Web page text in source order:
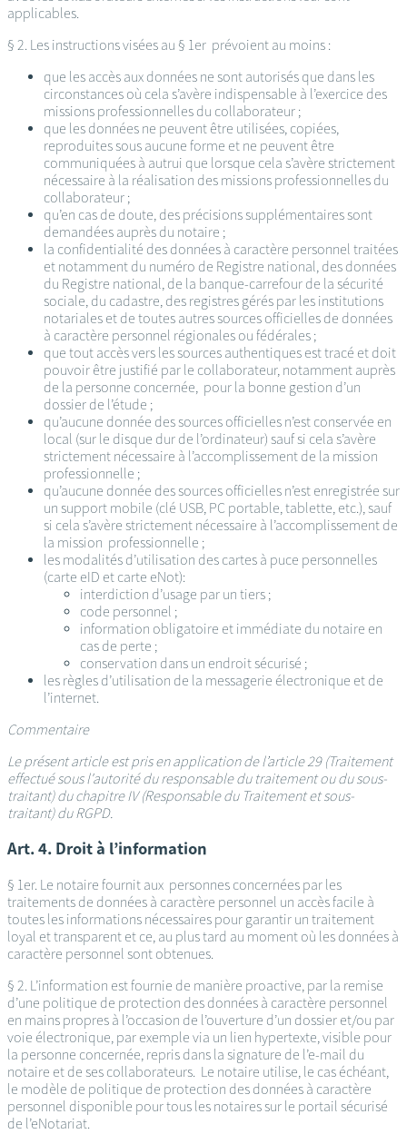
applicables.
§ 2. Les instructions visées au § 1er prévoient au moins :
que les accès aux données ne sont autorisés que dans les
circonstances où cela s’avère indispensable à l’exercice des
missions professionnelles du collaborateur ;
que les données ne peuvent être utilisées, copiées,
reproduites sous aucune forme et ne peuvent être
communiquées à autrui que lorsque cela s’avère strictement
nécessaire à la réalisation des missions professionnelles du
collaborateur ;
qu’en cas de doute, des précisions supplémentaires sont
demandées auprès du notaire ;
la confidentialité des données à caractère personnel traitées
et notamment du numéro de Registre national, des données
du Registre national, de la banque-carrefour de la sécurité
sociale, du cadastre, des registres gérés par les institutions
notariales et de toutes autres sources officielles de données
à caractère personnel régionales ou fédérales ;
que tout accès vers les sources authentiques est tracé et doit
pouvoir être justifié par le collaborateur, notamment auprès
de la personne concernée, pour la bonne gestion d’un
dossier de l’étude ;
qu’aucune donnée des sources officielles n’est conservée en
local (sur le disque dur de l’ordinateur) sauf si cela s’avère
strictement nécessaire à l’accomplissement de la mission
professionnelle ;
qu’aucune donnée des sources officielles n’est enregistrée sur
un support mobile (clé USB, PC portable, tablette, etc.), sauf
si cela s’avère strictement nécessaire à l’accomplissement de
la mission professionnelle ;
les modalités d’utilisation des cartes à puce personnelles
(carte eID et carte eNot):
interdiction d’usage par un tiers ;
code personnel ;
information obligatoire et immédiate du notaire en
cas de perte ;
conservation dans un endroit sécurisé ;
les règles d’utilisation de la messagerie électronique et de
l’internet.
Commentaire
Le présent article est pris en application de l’article 29 (Traitement
effectué sous l'autorité du responsable du traitement ou du sous-
traitant) du chapitre IV (Responsable du Traitement et sous-
traitant) du RGPD.
Art. 4. Droit à l’information
§ 1er. Le notaire fournit aux personnes concernées par les
traitements de données à caractère personnel un accès facile à
toutes les informations nécessaires pour garantir un traitement
loyal et transparent et ce, au plus tard au moment où les données à
caractère personnel sont obtenues.
§ 2. L’information est fournie de manière proactive, par la remise
d’une politique de protection des données à caractère personnel
en mains propres à l’occasion de l’ouverture d’un dossier et/ou par
voie électronique, par exemple via un lien hypertexte, visible pour
la personne concernée, repris dans la signature de l’e-mail du
notaire et de ses collaborateurs. Le notaire utilise, le cas échéant,
le modèle de politique de protection des données à caractère
personnel disponible pour tous les notaires sur le portail sécurisé
de l’eNotariat.